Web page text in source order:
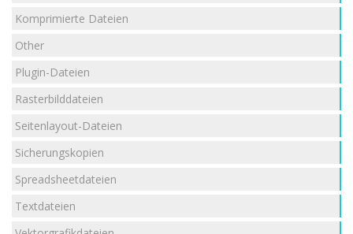
Komprimierte Dateien
Other
Plugin-Dateien
Rasterbilddateien
Seitenlayout-Dateien
Sicherungskopien
Spreadsheetdateien
Textdateien